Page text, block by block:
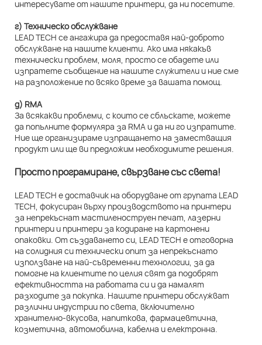
интересувате от нашите принтери, да ни посетите.
г) Техническо обслужване
LEAD TECH се ангажира да предоставя най-доброто
обслужване на нашите клиенти. Ако има някакъв
технически проблем, моля, просто се обадете или
изпратете съобщение на нашите служители и ние сме
на разположение по всяко време за вашата помощ.
д) RMA
За всякакви проблеми, с които се сблъскате, можете
да попълните формуляра за RMA и да ни го изпратите.
Ние ще организираме изпращането на заместващия
продукт или ще ви предложим необходимите решения.
Просто програмиране, свързване със света!
LEAD TECH е доставчик на оборудване от групата LEAD
TECH, фокусиран върху производството на принтери
за непрекъснат мастиленоструен печат, лазерни
принтери и принтери за кодиране на картонени
опаковки. От създаването си, LEAD TECH е отговорна
на солидния си технически опит за непрекъснато
използване на най-съвременни технологии, за да
помогне на клиентите по целия свят да подобрят
ефективността на работата си и да намалят
разходите за покупка. Нашите принтери обслужват
различни индустрии по света, включително
хранително-вкусова, напиткова, фармацевтична,
козметична, автомобилна, кабелна и електронна.